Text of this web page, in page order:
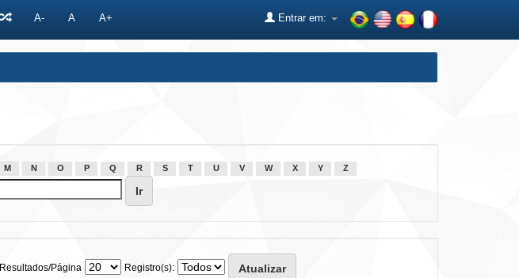
A- A A+ Entrar em:
M N O P Q R S T U V W X Y Z
Resultados/Página Registro(s):